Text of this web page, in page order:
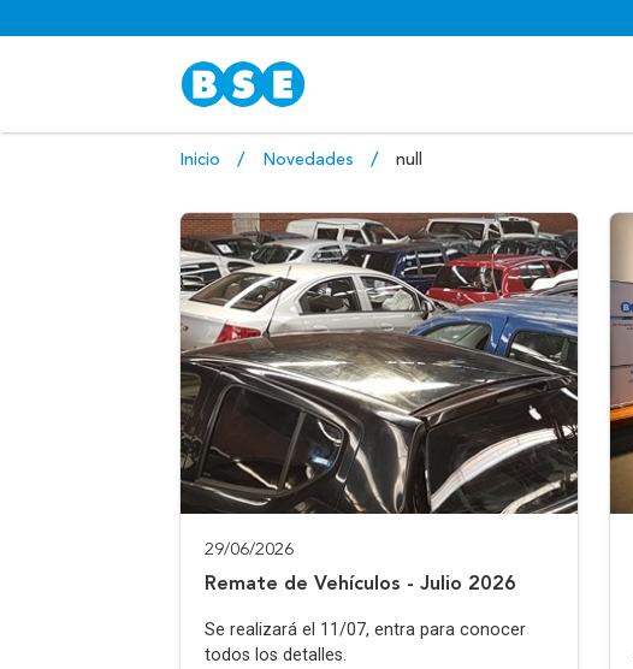
Inicio Novedades null
29/06/2026
Remate de Vehículos - Julio 2026
Se realizará el 11/07, entra para conocer
todos los detalles.